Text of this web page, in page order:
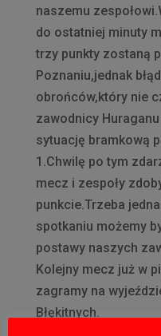
naszemu
do ostatniej minuty
trzy punkty zostaną
Poznaniu,jednak
obrońców,który nie
zawodnicy
sytuację bramkową
1.Chwilę po tym
mecz i zespoły
punkcie.Trzeba
spotkaniu możemy
postawy naszych
Kolejny mecz już w
zagramy na
Błękitnych.